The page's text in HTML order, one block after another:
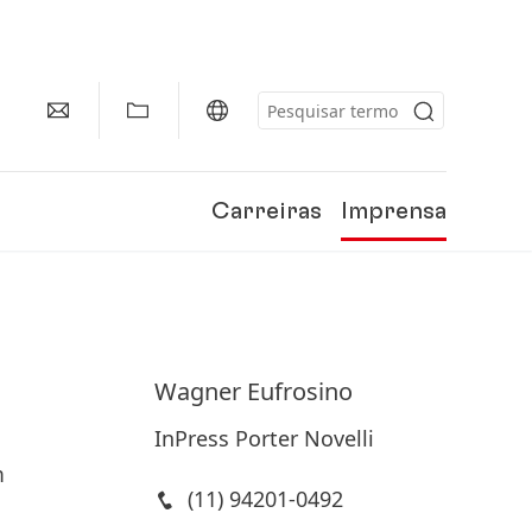
Carreiras Imprensa
Wagner Eufrosino
InPress Porter Novelli
(11) 94201-0492